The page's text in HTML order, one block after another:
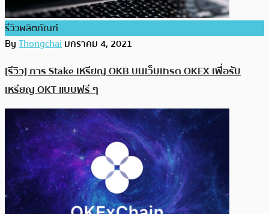
รีวิวผลิตภัณฑ์
ByThongchaiมกราคม 4, 2021
[รีวิว] การ Stake เหรียญ OKB บนเว็บเทรด OKEX เพื่อรับ
เหรียญ OKT แบบฟรี ๆ